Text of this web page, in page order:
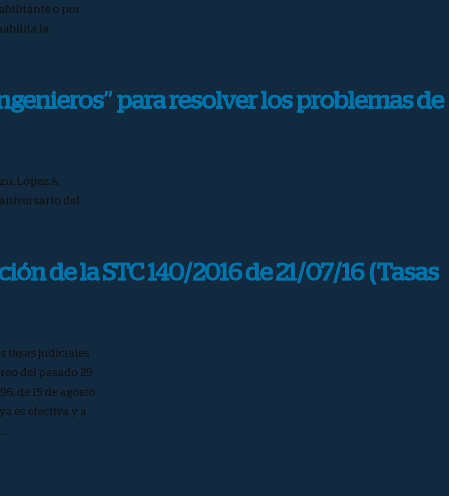
o por
la
para resolver los problemas de
López &
aniversario del
de la STC 140/2016 de 21/07/16 (Tasas
tasas judiciales
del pasado 29
de 15 de agosto
es efectiva y a